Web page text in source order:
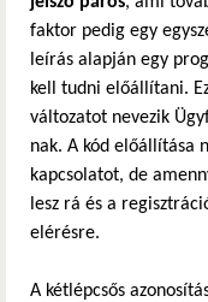
faktor pedig egy
leírás alapján egy
kell tudni előállítani.
változatot nevezik
nak. A kód előállítása
kapcsolatot, de
lesz rá és a
elérésre.
A kétlépcsős